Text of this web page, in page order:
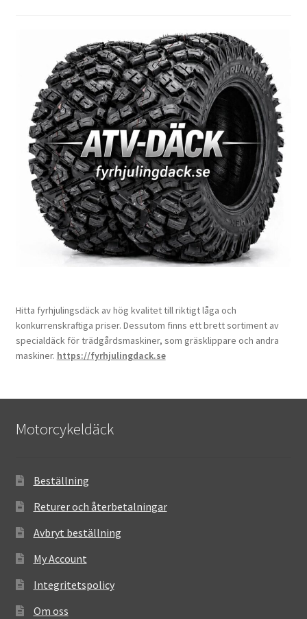
Hitta fyrhjulingsdäck av hög kvalitet till riktigt låga och
konkurrenskraftiga priser. Dessutom finns ett brett sortiment av
specialdäck för trädgårdsmaskiner, som gräsklippare och andra
maskiner. https://fyrhjulingdack.se
Motorcykeldäck
Beställning
Returer och återbetalningar
Avbryt beställning
My Account
Integritetspolicy
Om oss